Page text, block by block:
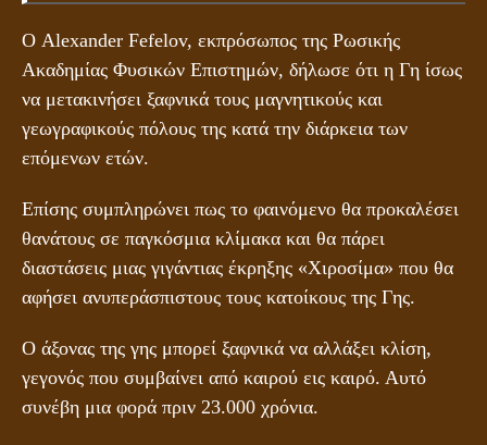
Ο Alexander Fefelov, εκπρόσωπος της Ρωσικής
Ακαδημίας Φυσικών Επιστημών, δήλωσε ότι η Γη ίσως
να μετακινήσει ξαφνικά τους μαγνητικούς και
γεωγραφικούς πόλους της κατά την διάρκεια των
επόμενων ετών.
Επίσης συμπληρώνει πως το φαινόμενο θα προκαλέσει
θανάτους σε παγκόσμια κλίμακα και θα πάρει
διαστάσεις μιας γιγάντιας έκρηξης «Χιροσίμα» που θα
αφήσει ανυπεράσπιστους τους κατοίκους της Γης.
Ο άξονας της γης μπορεί ξαφνικά να αλλάξει κλίση,
γεγονός που συμβαίνει από καιρού εις καιρό. Αυτό
συνέβη μια φορά πριν 23.000 χρόνια.